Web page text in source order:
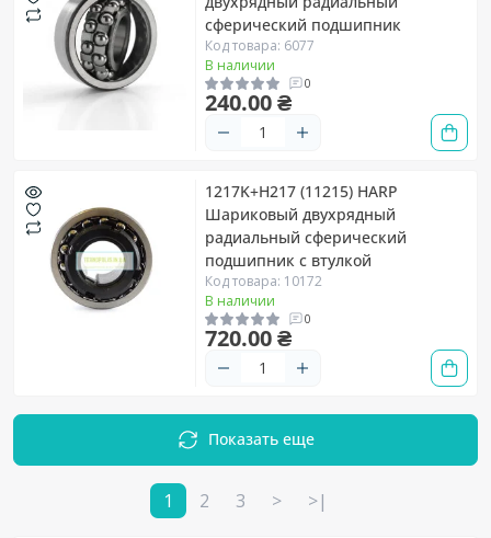
сферический подшипник
Код товара: 6077
В наличии
0
240.00 ₴
1217K+H217 (11215) HARP
Шариковый двухрядный
радиальный сферический
подшипник с втулкой
Код товара: 10172
В наличии
0
720.00 ₴
Показать еще
1 2 3 > >|